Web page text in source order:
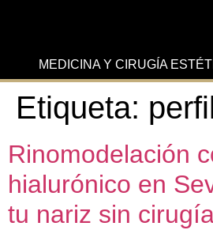
MEDICINA Y CIRUGÍA
Etiqueta:
Rinomodelación
hialurónico en
tu nariz sin